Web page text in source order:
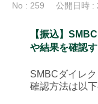
No : 259 公開日時 :
【振込】
や結果を確認
SMBCダイレ
確認方法は以下